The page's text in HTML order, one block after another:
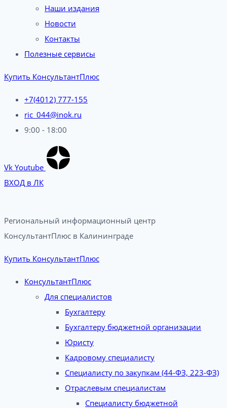
Наши издания
Новости
Контакты
Полезные сервисы
Купить КонсультантПлюс
+7(4012) 777-155
ric_044@inok.ru
9:00 - 18:00
Vk Youtube
ВХОД в ЛК
Региональный информационный центр
КонсультантПлюс в Калининграде​
Купить КонсультантПлюс
КонсультантПлюс
Для специалистов
Бухгалтеру
Бухгалтеру бюджетной организации
Юристу
Кадровому специалисту
Специалисту по закупкам (44-ФЗ, 223-ФЗ)
Отраслевым специалистам
Специалисту бюджетной